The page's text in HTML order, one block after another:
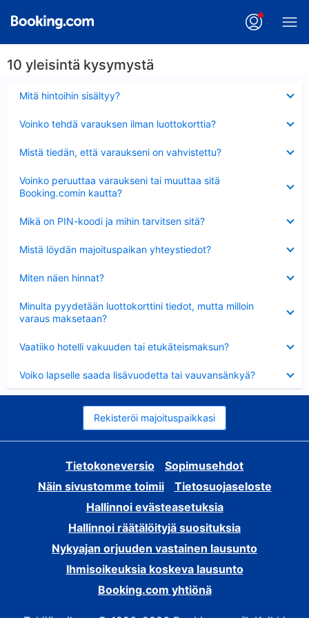
10 yleisintä kysymystä
Mitä hintoihin sisältyy?
Voinko tehdä varauksen ilman luottokorttia?
Mistä tiedän, että varaukseni on vahvistettu?
Voinko peruuttaa varaukseni tai muuttaa sitä
Booking.comin kautta?
Mikä on PIN-koodi ja mihin tarvitsen sitä?
Mistä löydän majoituspaikan yhteystiedot?
Miten näen hinnat?
Minulta pyydetään luottokorttini tiedot, mutta milloin
varaus maksetaan?
Vaatiiko hotelli vakuuden tai etukäteismaksun?
Voiko lapselle saada lisävuodetta tai vauvansänkyä?
Rekisteröi majoituspaikkasi
Tietokoneversio
Sopimusehdot
Näin sivustomme toimii
Tietosuojaseloste
Hallinnoi evästeasetuksia
Hallinnoi räätälöityjä suosituksia
Nykyajan orjuuden vastainen lausunto
Ihmisoikeuksia koskeva lausunto
Booking.com yhtiönä